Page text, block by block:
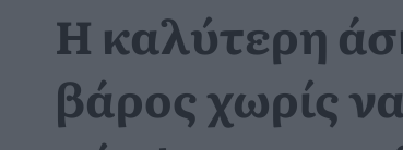
Η καλύτερη
βάρος χωρίς